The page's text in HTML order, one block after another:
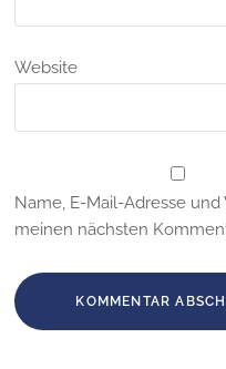
Website
Name, E-Mail-Adresse
meinen nächsten